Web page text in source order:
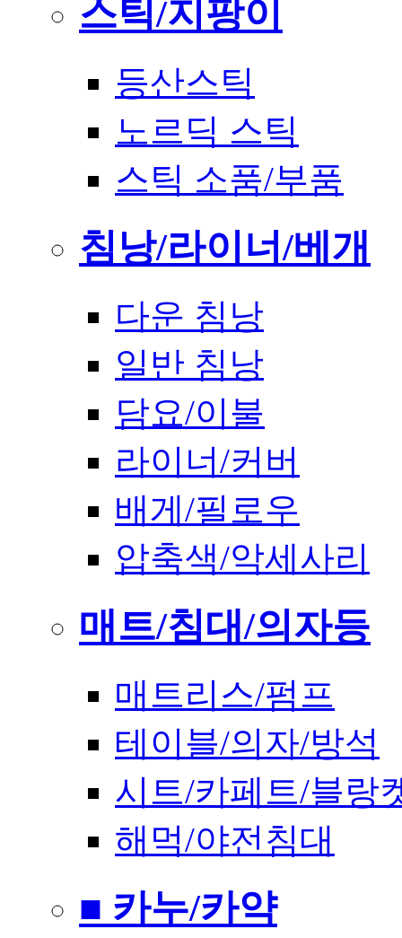
스틱/지팡이
등산스틱
노르딕 스틱
스틱 소품/부품
침낭/라이너/베개
다운 침낭
일반 침낭
담요/이불
라이너/커버
배게/필로우
압축색/악세사리
매트/침대/의자등
매트리스/펌프
테이블/의자/방석
시트/카페트/블랑
해먹/야전침대
■ 카누/카약